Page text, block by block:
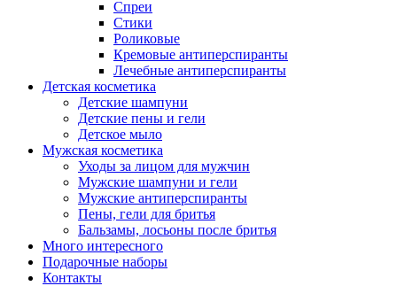
Спреи
Стики
Роликовые
Кремовые антиперспиранты
Лечебные антиперспиранты
Детская косметика
Детские шампуни
Детские пены и гели
Детское мыло
Мужская косметика
Уходы за лицом для мужчин
Мужские шампуни и гели
Мужские антиперспиранты
Пены, гели для бритья
Бальзамы, лосьоны после бритья
Много интересного
Подарочные наборы
Контакты